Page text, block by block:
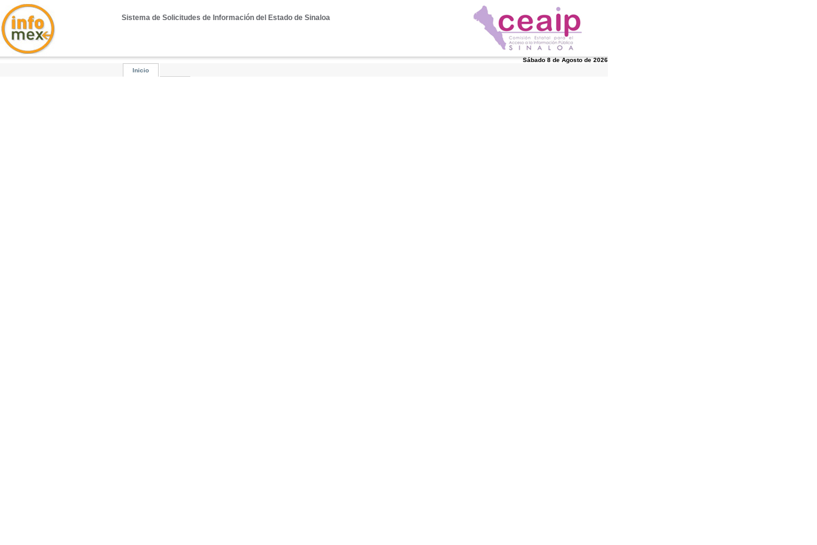
Sistema de Solicitudes de Información del Estado de Sinaloa
Sábado 8 de Agosto de 2026
Inicio